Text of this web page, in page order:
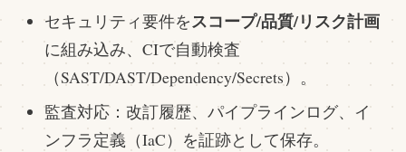
セキュリティ要件をスコープ/品質/リスク計画
に組み込み、CIで自動検査
（SAST/DAST/Dependency/Secrets）。
監査対応：改訂履歴、パイプラインログ、イ
ンフラ定義（IaC）を証跡として保存。